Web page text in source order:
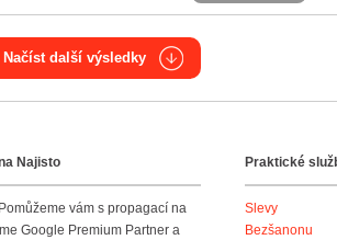
Načíst další výsledky
Najisto
vám s propagací na
Google Premium Partner a
Praktické
Slevy
Bezšanonu